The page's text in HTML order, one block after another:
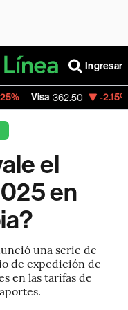
Ingresar
-2.15%
el
en
una serie de
de expedición de
en las tarifas de